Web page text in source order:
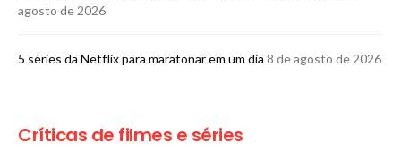
agosto de 2026
5 séries da Netflix para maratonar em um dia 8 de agosto de 2026
Críticas de filmes e séries